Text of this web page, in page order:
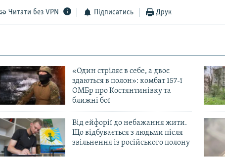
Читати без VPN Підписатись Друк
«Один стріляє в себе, а двоє
здаються в полон»: комбат 157-ї
ОМБр про Костянтинівку та
ближні бої
Від ейфорії до небажання жити.
Що відбувається з людьми після
звільнення із російського полону